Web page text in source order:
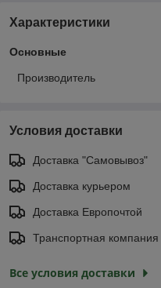
Характеристики
Основные
Производитель
Условия доставки
Доставка "Самовывоз"
Доставка курьером
Доставка Европочтой
Транспортная компания
Все условия доставки